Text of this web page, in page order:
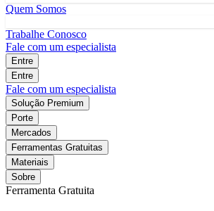
Quem Somos
Trabalhe Conosco
Fale com um especialista
Entre
Entre
Fale com um especialista
Solução Premium
Porte
Mercados
Ferramentas Gratuitas
Materiais
Sobre
Ferramenta Gratuita